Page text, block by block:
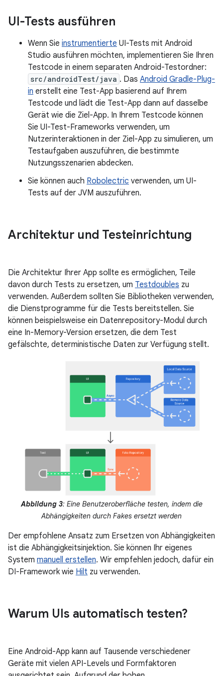
UI-Tests ausführen
Wenn Sie instrumentierte UI-Tests mit Android
Studio ausführen möchten, implementieren Sie Ihren
Testcode in einem separaten Android-Testordner:
src/androidTest/java . Das Android Gradle-Plug-
in erstellt eine Test-App basierend auf Ihrem
Testcode und lädt die Test-App dann auf dasselbe
Gerät wie die Ziel-App. In Ihrem Testcode können
Sie UI-Test-Frameworks verwenden, um
Nutzerinteraktionen in der Ziel-App zu simulieren, um
Testaufgaben auszuführen, die bestimmte
Nutzungsszenarien abdecken.
Sie können auch Robolectric verwenden, um UI-
Tests auf der JVM auszuführen.
Architektur und Testeinrichtung
Die Architektur Ihrer App sollte es ermöglichen, Teile
davon durch Tests zu ersetzen, um Testdoubles zu
verwenden. Außerdem sollten Sie Bibliotheken verwenden,
die Dienstprogramme für die Tests bereitstellen. Sie
können beispielsweise ein Datenrepository-Modul durch
eine In-Memory-Version ersetzen, die dem Test
gefälschte, deterministische Daten zur Verfügung stellt.
Abbildung 3: Eine Benutzeroberfläche testen, indem die
Abhängigkeiten durch Fakes ersetzt werden
Der empfohlene Ansatz zum Ersetzen von Abhängigkeiten
ist die Abhängigkeitsinjektion. Sie können Ihr eigenes
System manuell erstellen. Wir empfehlen jedoch, dafür ein
DI-Framework wie Hilt zu verwenden.
Warum UIs automatisch testen?
Eine Android-App kann auf Tausende verschiedener
Geräte mit vielen API-Levels und Formfaktoren